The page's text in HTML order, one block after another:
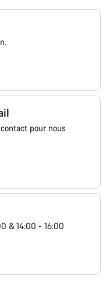
pour nous
& 14:00 - 16:00